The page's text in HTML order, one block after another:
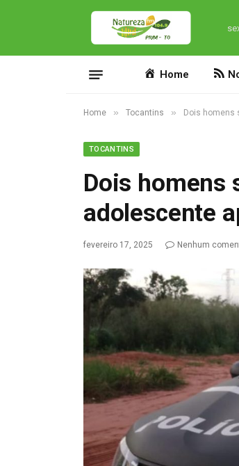
Home
Home » Tocantins » Dois homens
TOCANTINS
Dois homens
adolescente
fevereiro 17, 2025 Nenhum